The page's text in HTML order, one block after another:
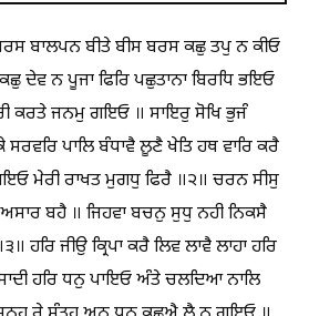
ਬਾਲਪਨ ਬੀਤੇ ਬੀਸ ਬਰਸ ਕਛੁ ਤਪੁ ਨ ਕੀਓ
ਦੇਵ ਨ ਪੂਜਾ ਫਿਰਿ ਪਛੁਤਾਨਾ ਬਿਰਧਿ ਭਇਓ
ਕਰਤੇ ਜਨਮੁ ਗਇਓ ॥ ਸਾਇਰੁ ਸੋਖਿ ਭੁਜੰ
ਪਾਲਿ ਬੰਧਾਵੈ ਲੂਣੈ ਖੇਤਿ ਹਥ ਵਾਰਿ ਕਰੈ
ਮੇਰੀ ਰਾਖਤ ਮੁਗਧੁ ਫਿਰੈ ॥੨॥ ਚਰਨ ਸੀਸੁ
ਬਹੈ ॥ ਜਿਹਵਾ ਬਚਨੁ ਸੁਧੁ ਨਹੀ ਨਿਕਸੈ
ਜੀਉ ਕ੍ਰਿਪਾ ਕਰੈ ਲਿਵ ਲਾਵੈ ਲਾਹਾ ਹਰਿ
ਹਰਿ ਧਨੁ ਪਾਇਓ ਅੰਤੇ ਚਲਦਿਆ ਨਾਲਿ